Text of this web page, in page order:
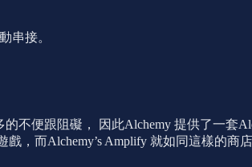
串接。
便跟阻礙， 因此Alchemy 提供了一套
，而Alchemy’s Amplify 就如同這樣的商